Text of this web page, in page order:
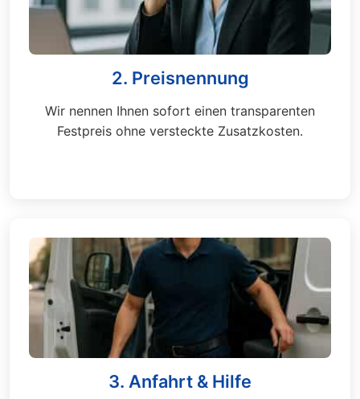
2. Preisnennung
Wir nennen Ihnen sofort einen transparenten
Festpreis ohne versteckte Zusatzkosten.
3. Anfahrt & Hilfe